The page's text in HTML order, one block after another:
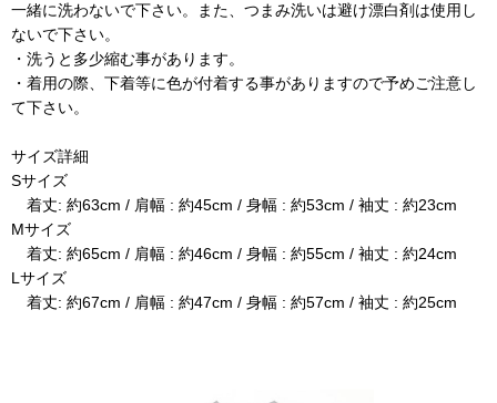
一緒に洗わないで下さい。また、つまみ洗いは避け漂白剤は使用し
ないで下さい。
・洗うと多少縮む事があります。
・着用の際、下着等に色が付着する事がありますので予めご注意し
て下さい。
サイズ詳細
Sサイズ
着丈: 約63cm / 肩幅 : 約45cm / 身幅 : 約53cm / 袖丈 : 約23cm
Mサイズ
着丈: 約65cm / 肩幅 : 約46cm / 身幅 : 約55cm / 袖丈 : 約24cm
Lサイズ
着丈: 約67cm / 肩幅 : 約47cm / 身幅 : 約57cm / 袖丈 : 約25cm